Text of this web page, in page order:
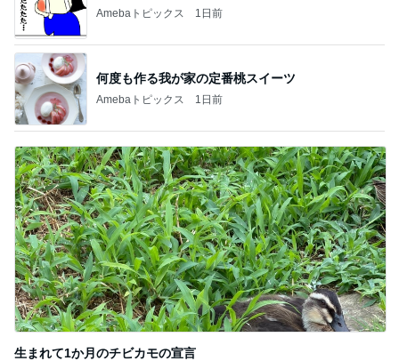
Amebaトピックス 1日前
何度も作る我が家の定番桃スイーツ
Amebaトピックス 1日前
生まれて1か月のチビカモの宣言